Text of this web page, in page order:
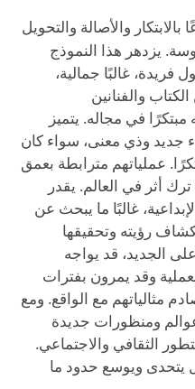
والأصالة والتحويل
يزدهر هذا النموذج
فريدة، غالبًا جمالية،
والفنانين
في مجاله. يتميز
جديد وذي معنى، سواء كان
عملياتهم مترابطة بعمق
أثر في العالم. يقدر
غالبًا ما يبحث عن
رؤيته وتحقيقها
الجديد، قد يواجه
وقد يمرون بفترات
مثالياتهم مع الواقع. ومع
ومنظورات جديدة
الثقافي والاجتماعي.
يتحدى ويوسع حدود ما